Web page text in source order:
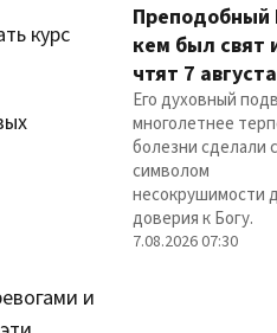
курс
и
Преподобный
кем был свят
чтят 7 августа
Его духовный
многолетнее
болезни сделали
символом
несокрушимости
доверия к Богу.
7.08.2026 07:30